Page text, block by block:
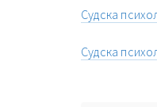
Судска
Судска